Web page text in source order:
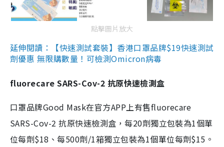
點擊圖片放大
延伸閱讀：【快速測試套裝】香港口罩品牌$19快速測試
劑優惠 無限購數量！可檢測Omicron病毒
fluorecare SARS-Cov-2 抗原快速檢測盒
口罩品牌Good Mask在官方APP上有售fluorecare
SARS-Cov-2 抗原快速檢測盒，每20劑獨立包裝為1個單
位每劑$18、每500劑/1箱獨立包裝為1個單位每劑$15。